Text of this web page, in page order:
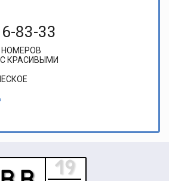
83-33
НОМЕРОВ
КРАСИВЫМИ